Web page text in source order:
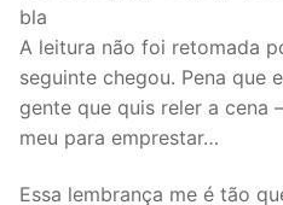
bla
A leitura não foi retomada
seguinte chegou. Pena que
gente que quis reler a cena
meu para emprestar…
Essa lembrança me é tão